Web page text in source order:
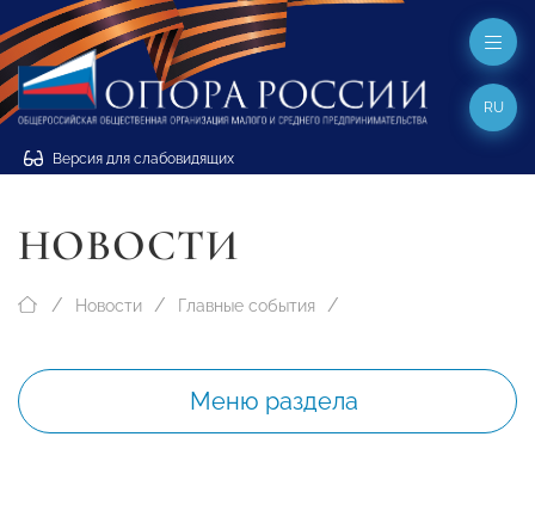
Версия для слабовидящих
RU
НОВОСТИ
Новости Главные события
Меню раздела